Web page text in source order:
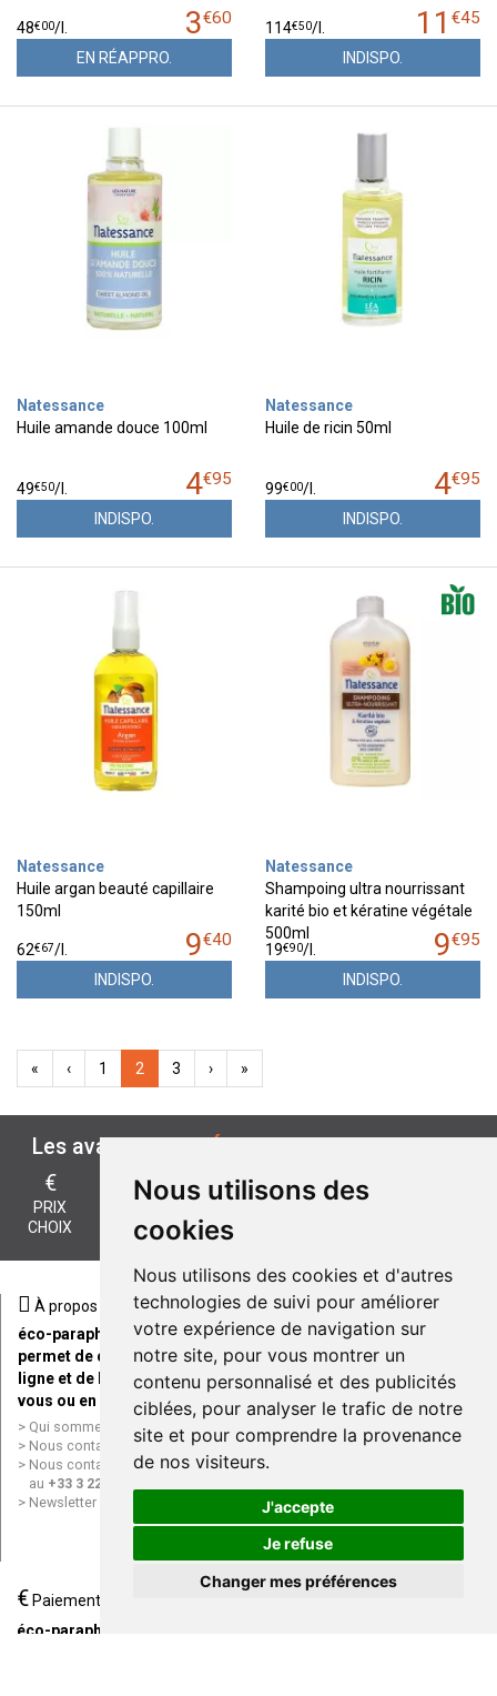
Nous utilisons des
cookies
Nous utilisons des cookies et d'autres
technologies de suivi pour améliorer
votre expérience de navigation sur
notre site, pour vous montrer un
contenu personnalisé et des publicités
ciblées, pour analyser le trafic de notre
site et pour comprendre la provenance
de nos visiteurs.
J'accepte
Je refuse
Changer mes préférences
3€60
48€00/
EN RÉAPPRO.
11 €45
114€50/
INDISPO.
Natessance
Huile amande douce 100ml
4€95
49€50/
INDISPO.
Natessance
Huile de ricin 50ml
4€95
99€00/
INDISPO.
Natessance
Huile argan beauté capillaire
150ml
9€40
62€67/
INDISPO.
Natessance
Shampoing ultra nourrissant
karité bio et kératine végétale
500ml
9€95
19€90/
INDISPO.
« ‹ 1 2 3 › »
Les avantages de
€
PRIX
CHOIX
SÉCURISÉ
CHEZ VOUS
À propos
éco-parapharmacie.fr vous
permet de commander en
ligne et de les recevoir chez
vous ou en point retrait.
Qui sommes nous ?
Nous contacter par e-mail
Nous contacter par téléphone
au +33 3 22 71 64 10
Newsletter
Divers
Retrouvez les conseils
pratiques
Conseils pratiques
Marques & Laboratoires
Conditions générales de vente
(CGV)
Mes préférences Cookies
Grande Pharmacie d’Amiens en
ligne
€ Paiement
éco-parapharmacie.fr offre
Livraison / Point retrait